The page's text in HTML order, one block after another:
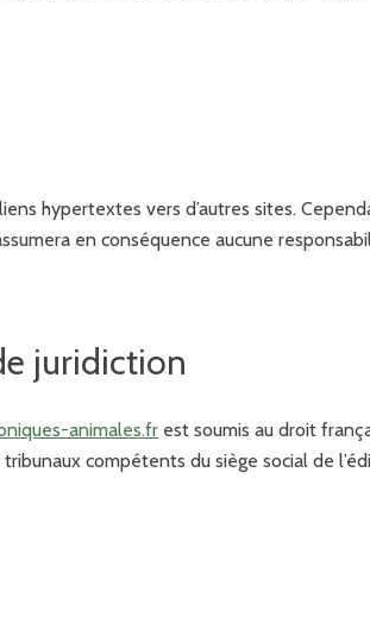
hypertextes vers d’autres sites.
en conséquence aucune
juridiction
animales.fr est soumis au droit
compétents du siège social de